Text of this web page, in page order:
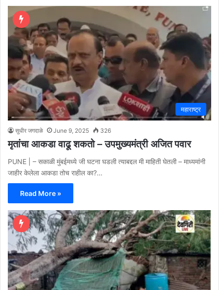
महाराष्ट्र
सुधीर जगदाळे June 9, 2025 326
मृतांचा आकडा वाढू शकतो – उपमुख्यमंत्री अजित पवार
PUNE | – सकाळी मुंबईमध्ये जी घटना घडली त्याबद्दल मी माहिती घेतली – माध्यमांनी
जाहीर केलेला आकडा तोच राहील का?…
Read More »